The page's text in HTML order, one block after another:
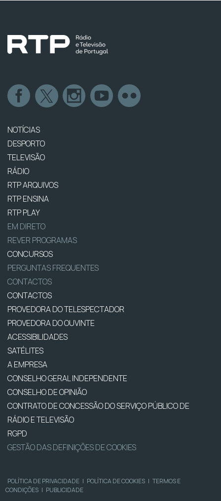
NOTÍCIAS
DESPORTO
TELEVISÃO
RÁDIO
RTP ARQUIVOS
RTP ENSINA
RTP PLAY
EM DIRETO
REVER PROGRAMAS
CONCURSOS
PERGUNTAS FREQUENTES
CONTACTOS
CONTACTOS
PROVEDORA DO TELESPECTADOR
PROVEDORA DO OUVINTE
ACESSIBILIDADES
SATÉLITES
A EMPRESA
CONSELHO GERAL INDEPENDENTE
CONSELHO DE OPINIÃO
CONTRATO DE CONCESSÃO DO SERVIÇO PÚBLICO DE
RÁDIO E TELEVISÃO
RGPD
GESTÃO DAS DEFINIÇÕES DE COOKIES
POLÍTICA DE PRIVACIDADE | POLÍTICA DE COOKIES | TERMOS E
CONDIÇÕES | PUBLICIDADE